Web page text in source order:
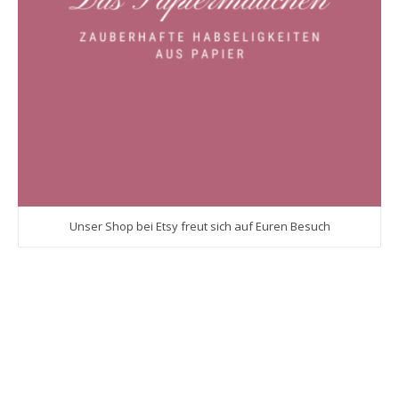
Unser Shop bei Etsy freut sich auf Euren Besuch